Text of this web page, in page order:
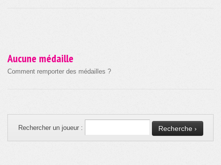
Aucune médaille
Comment remporter des médailles ?
Rechercher un joueur :